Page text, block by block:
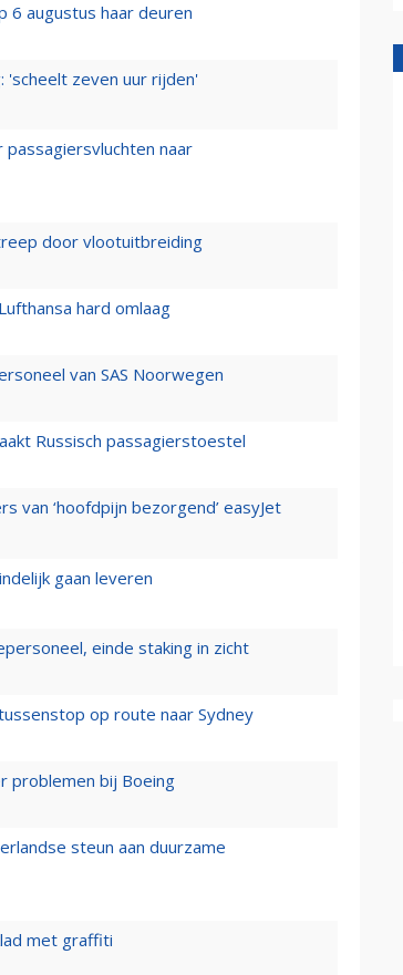
6 augustus haar deuren
'scheelt zeven uur rijden'
naar
door vlootuitbreiding
hard omlaag
van SAS Noorwegen
Russisch passagierstoestel
van ‘hoofdpijn bezorgend’ easyJet
gaan leveren
einde staking in zicht
op route naar Sydney
problemen bij Boeing
steun aan duurzame
met graffiti